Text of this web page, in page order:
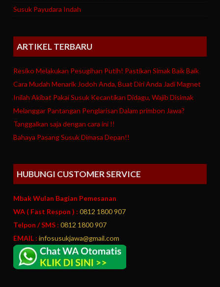
Susuk Payudara Indah
ARTIKEL TERBARU
Resiko Melakukan Pesugihan Putih! Pastikan Simak Baik Baik
Cara Mudah Menarik Jodoh Anda, Buat Diri Anda Jadi Magnet
Inilah Akibat Pakai Susuk Kecantikan Didagu, Wajib Disimak
Melanggar Pantangan Penglarisan Dalam primbon Jawa?
Tanggalkan saja dengan cara ini !!
Bahaya Pasang Susuk Dimasa Depan!!
HUBUNGI CUSTOMER SERVICE
Mbak Wulan Bagian Pemesanan
WA ( Fast Respon ) : 0812 1800 907
Telpon / SMS : 0812 1800 907
EMAIL : infosusukjawa@gmail.com